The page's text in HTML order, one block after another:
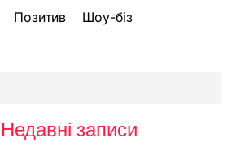
Позитив Шоу-біз
Недавні записи